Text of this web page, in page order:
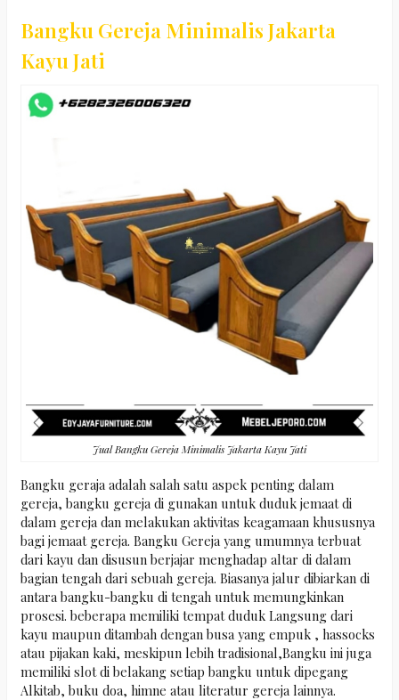
Bangku Gereja Minimalis Jakarta
Kayu Jati
Jual Bangku Gereja Minimalis Jakarta Kayu Jati
Bangku geraja adalah salah satu aspek penting dalam
gereja, bangku gereja di gunakan untuk duduk jemaat di
dalam gereja dan melakukan aktivitas keagamaan khususnya
bagi jemaat gereja. Bangku Gereja yang umumnya terbuat
dari kayu dan disusun berjajar menghadap altar di dalam
bagian tengah dari sebuah gereja. Biasanya jalur dibiarkan di
antara bangku-bangku di tengah untuk memungkinkan
prosesi. beberapa memiliki tempat duduk Langsung dari
kayu maupun ditambah dengan busa yang empuk , hassocks
atau pijakan kaki, meskipun lebih tradisional,Bangku ini juga
memiliki slot di belakang setiap bangku untuk dipegang
Alkitab, buku doa, himne atau literatur gereja lainnya.